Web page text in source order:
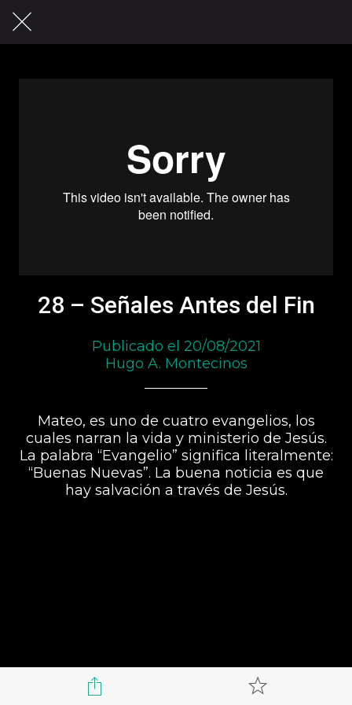
28 – Señales Antes del Fin
Publicado el 20/08/2021
Hugo A. Montecinos
Mateo, es uno de cuatro evangelios, los
cuales narran la vida y ministerio de Jesús.
La palabra “Evangelio” significa literalmente:
“Buenas Nuevas”. La buena noticia es que
hay salvación a través de Jesús.